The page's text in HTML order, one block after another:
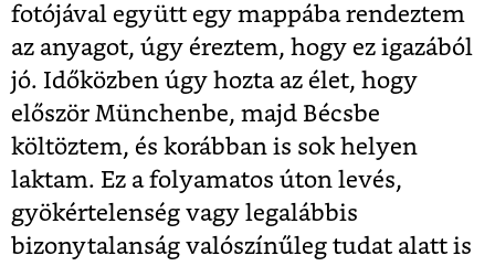
fotójával együtt egy mappába rendeztem
az anyagot, úgy éreztem, hogy ez igazából
jó. Időközben úgy hozta az élet, hogy
először Münchenbe, majd Bécsbe
költöztem, és korábban is sok helyen
laktam. Ez a folyamatos úton levés,
gyökértelenség vagy legalábbis
bizonytalanság valószínűleg tudat alatt is